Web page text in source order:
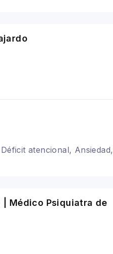
atencional, Ansiedad,
| Médico Psiquiatra de